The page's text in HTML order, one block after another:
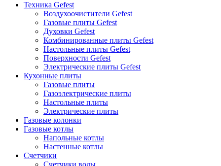
Техника Gefest
Воздухоочистители Gefest
Газовые плиты Gefest
Духовки Gefest
Комбинированные плиты Gefest
Настольные плиты Gefest
Поверхности Gefest
Электрические плиты Gefest
Кухонные плиты
Газовые плиты
Газоэлектрические плиты
Настольные плиты
Электрические плиты
Газовые колонки
Газовые котлы
Напольные котлы
Настенные котлы
Счетчики
Счетчики воды